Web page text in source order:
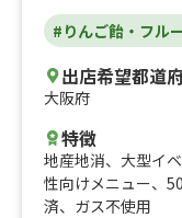
#りんご飴・フル
出店希望都道
大阪府
特徴
地産地消、 大型イ
性向けメニュー、
済、 ガス不使用